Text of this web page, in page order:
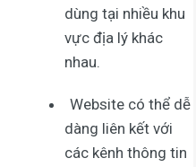
dùng tại nhiều khu
vực địa lý khác
nhau.
Website có thể dễ
dàng liên kết với
các kênh thông tin